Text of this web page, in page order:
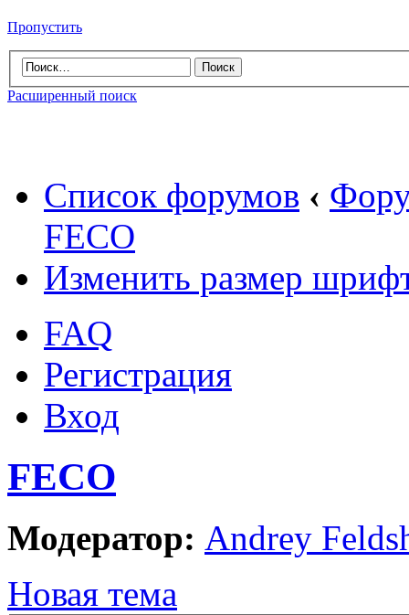
Пропустить
Расширенный поиск
Список форумов ‹
FECO
Изменить размер
FAQ
Регистрация
Вход
FECO
Модератор: Andrey
Новая тема